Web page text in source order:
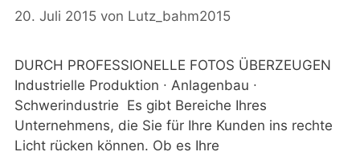
20. Juli 2015 von Lutz_bahm2015
DURCH PROFESSIONELLE FOTOS ÜBERZEUGEN
Industrielle Produktion ∙ Anlagenbau ∙
Schwerindustrie Es gibt Bereiche Ihres
Unternehmens, die Sie für Ihre Kunden ins rechte
Licht rücken können. Ob es Ihre